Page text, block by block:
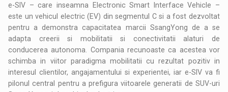
e-SIV – care inseamna Electronic Smart Interface Vehicle –
este un vehicul electric (EV) din segmentul C si a fost dezvoltat
pentru a demonstra capacitatea marcii SsangYong de a se
adapta creerii si mobilitatii si conectivitatii alaturi de
conducerea autonoma. Compania recunoaste ca acestea vor
schimba in viitor paradigma mobilitatii cu rezultat pozitiv in
interesul clientilor, angajamentului si experientei, iar e-SIV va fi
pilonul central pentru a prefigura viitoarele generatii de SUV-uri